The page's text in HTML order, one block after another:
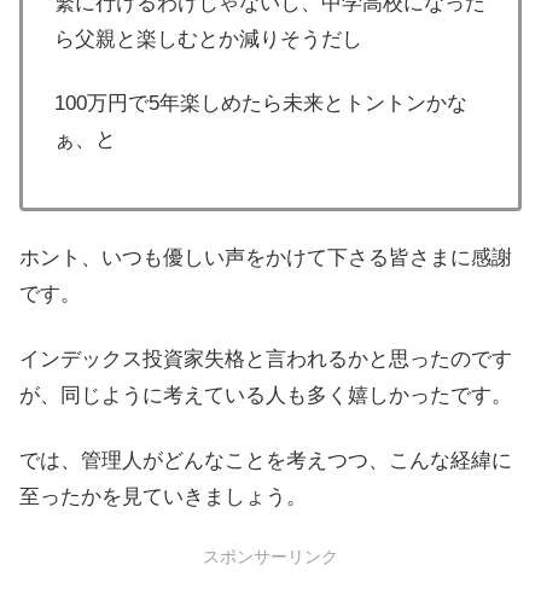
ら父親と楽しむとか減りそうだし
100万円で5年楽しめたら未来とトントンかな
ぁ、と
ホント、いつも優しい声をかけて下さる皆さまに感謝
です。
インデックス投資家失格と言われるかと思ったのです
が、同じように考えている人も多く嬉しかったです。
では、管理人がどんなことを考えつつ、こんな経緯に
至ったかを見ていきましょう。
スポンサーリンク